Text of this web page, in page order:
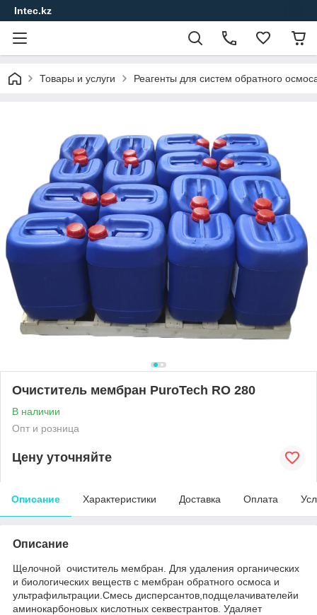
Intec.kz
Товары и услуги Реагенты для систем обратного
Очиститель мембран PuroTech RO 280
В наличии
Опт и розница
Цену уточняйте
Описание Характеристики Доставка Оплата
Описание
Щелочной очиститель мембран. Для удаления органических
и биологических веществ с мембран обратного осмоса и
ультрафильтрации.Смесь дисперсантов,подщелачивателейи
аминокарбоновых кислотных секвестрантов. Удаляет